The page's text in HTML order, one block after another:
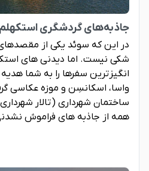
جاذبه‌های گردشگری استکهلم
در این که سوئد یکی از
شکی نیست. اما دیدنی های
انگیزترین سفرها را به شما
واسا، اسکانسِن و موزه عکاسی
ساختمان شهرداری (تالار
همه از جاذبه های فراموش